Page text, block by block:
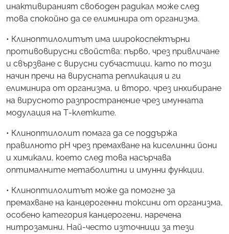
инактивираният свободен радикал може след
това спокойно да се елиминира от организма.
• Клиноптилолитът има широкоспектърни
противовирусни свойства: първо, чрез привличане
и свързване с вирусни субчастици, като по този
начин пречи на вирусната репликация и ги
елиминира от организма, и второ, чрез инхибиране
на вирусното разпространение чрез имунната
модулация на Т-клетките.
• Клиноптилолит помага да се поддържа
правилното рН чрез премахване на киселинни йони
и химикали, което след това насърчава
оптималните метаболитни и имунни функции.
• Клиноптилолитът може да помогне за
премахване на канцерогенни токсини от организма,
особено категория канцерогени, наречена
нитрозамини. Най-често източници за тези